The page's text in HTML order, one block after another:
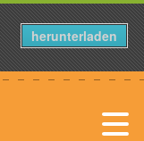
herunterladen